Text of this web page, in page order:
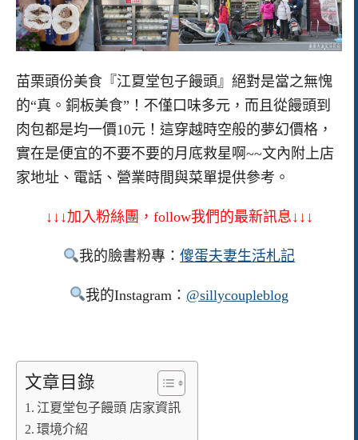
苗栗頭份美食『江夏堂包子饅頭』絕對是當之無愧
的“真。銅板美食”！不僅口味多元，而且從饅頭到
肉包都是均一價10元！這穿越時空般的夢幻價格，
實在是便宜的不要不要的月底救星啊~~文內附上店
家地址、電話、營業時間與菜單提供參考。
↓↓↓加入粉絲團，follow我們的最新訊息↓↓↓
我的臉書粉專：傻蛋夫妻生活札記
我的Instagram： @sillycoupleblog
文章目錄
江夏堂包子饅頭 店家資訊
環境介紹